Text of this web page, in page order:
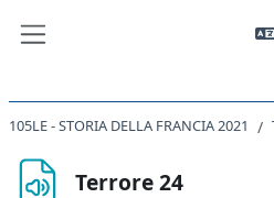
105LE - STORIA DELLA FRANCIA 2021
Terrore 24